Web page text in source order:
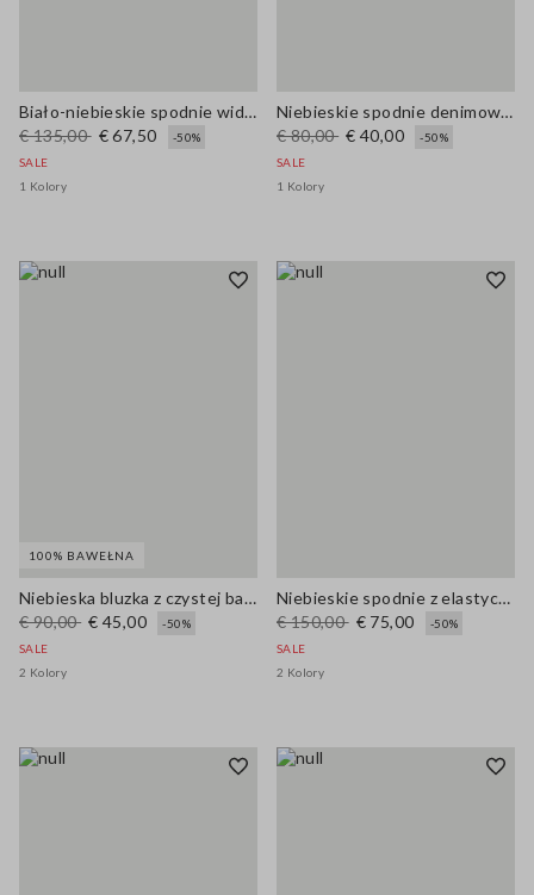
Biało-niebieskie spodnie wide leg w paski z mieszanki wiskozy
€ 135,00 € 67,50
-50%
SALE
1 Kolory
Niebieskie spodnie denimowe z mieszanki bawełny, lnu i wiskozy – krój relaxed
€ 80,00 € 40,00
-50%
SALE
1 Kolory
100% BAWEŁNA
Niebieska bluzka z czystej bawełny z dekoltem V i regularnym krojem
€ 90,00 € 45,00
-50%
SALE
2 Kolory
Niebieskie spodnie z elastycznej bawełny o prostym kroju
€ 150,00 € 75,00
-50%
SALE
2 Kolory